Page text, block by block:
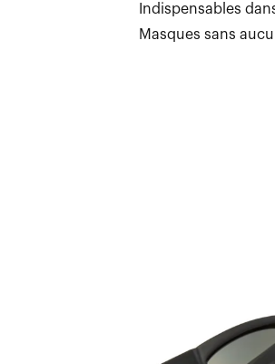
Indispensables
Masques sans